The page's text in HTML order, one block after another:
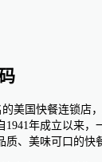
的美国快餐连锁店
1941年成立以来，
、美味可口的快